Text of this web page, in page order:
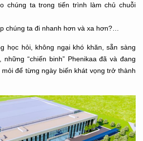
chúng ta trong tiến trình làm chủ chuỗi
chúng ta đi nhanh hơn và xa hơn?…
học hỏi, không ngại khó khăn, sẵn sàng
“chiến binh” Phenikaa đã và đang
để từng ngày biến khát vọng trở thành